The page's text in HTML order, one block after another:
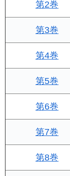
第2巻
第3巻
第4巻
第5巻
第6巻
第7巻
第8巻